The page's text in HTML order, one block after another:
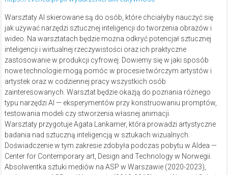
Warsztaty AI skierowane są do osób, które chciałyby nauczyć się
jak używać narzędzi sztucznej inteligencji do tworzenia obrazów i
wideo. Na warsztatach będzie można odkryć potencjał sztucznej
inteligencji i wirtualnej rzeczywistości oraz ich praktyczne
zastosowanie w produkcji cyfrowej. Dowiemy się w jaki sposób
nowe technologie mogą pomóc w procesie twórczym artystów i
artystek oraz w codziennej pracy wszystkich osób
zainteresowanych. Warsztat będzie okazją do poznania różnego
typu narzędzi AI — eksperymentów przy konstruowaniu promptów,
testowania modeli czy stworzenia własnej animacji.
Warsztaty przygotuje Agata Lankamer, która prowadzi artystyczne
badania nad sztuczną inteligencją w sztukach wizualnych.
Doświadczenie w tym zakresie zdobyła podczas pobytu w Aldea —
Center for Contemporary art, Design and Technology w Norwegii.
Absolwentka sztuki mediów na ASP w Warszawie (2020-2023),